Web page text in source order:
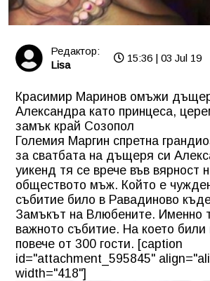
Редактор:
Lisa
15:36 | 03 Jul 19
Красимир Маринов омъжи
Александра като принцеса,
замък край Созопол
Големия Маргин спретна
за сватбата на дъщеря си
уикенд тя се врече във вярност
обществото мъж. Който е
събитие било в Равадиново
Замъкът на Влюбените. Именно
важното събитие. На което били
повече от 300 гости. [caption
id="attachment_595845"
width="418"]